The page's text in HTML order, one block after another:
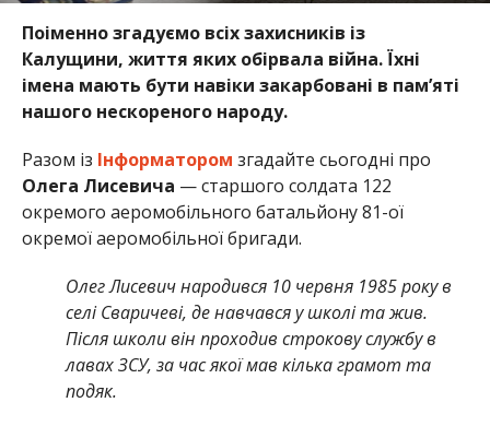
Поіменно згадуємо всіх захисників із
Калущини, життя яких обірвала війна. Їхні
імена мають бути навіки закарбовані в пам’яті
нашого нескореного народу.
Разом із Інформатором згадайте сьогодні про
Олега Лисевича — старшого солдата 122
окремого аеромобільного батальйону 81-ої
окремої аеромобільної бригади.
Олег Лисевич народився 10 червня 1985 року в
селі Сваричеві, де навчався у школі та жив.
Після школи він проходив строкову службу в
лавах ЗСУ, за час якої мав кілька грамот та
подяк.